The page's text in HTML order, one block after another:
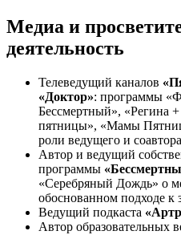
Медиа и
деятельность
Телеведущий каналов
«Доктор»: программы
Бессмертный», «Регина
пятницы», «Мамы
роли ведущего и
Автор и ведущий
программы
«Серебряный Дождь» о
обоснованном подходе к
Ведущий подкаста
Автор образовательных